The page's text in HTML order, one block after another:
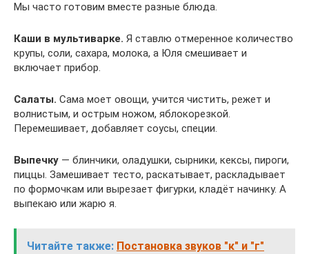
Мы часто готовим вместе разные блюда.
Каши в мультиварке. Я ставлю отмеренное количество
крупы, соли, сахара, молока, а Юля смешивает и
включает прибор.
Салаты. Сама моет овощи, учится чистить, режет и
волнистым, и острым ножом, яблокорезкой.
Перемешивает, добавляет соусы, специи.
Выпечку — блинчики, оладушки, сырники, кексы, пироги,
пиццы. Замешивает тесто, раскатывает, раскладывает
по формочкам или вырезает фигурки, кладёт начинку. А
выпекаю или жарю я.
Читайте также: Постановка звуков "к" и "г"